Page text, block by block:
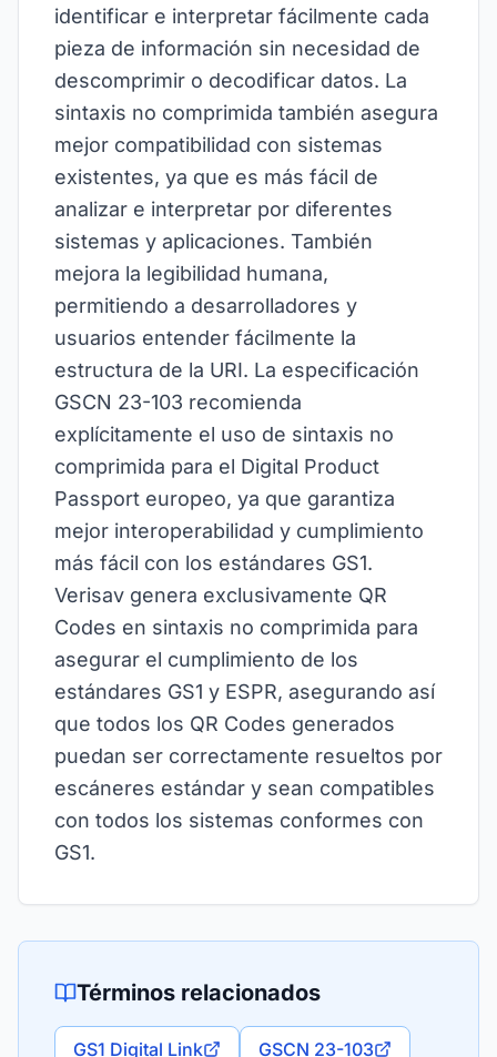
identificar e interpretar fácilmente cada
pieza de información sin necesidad de
descomprimir o decodificar datos. La
sintaxis no comprimida también asegura
mejor compatibilidad con sistemas
existentes, ya que es más fácil de
analizar e interpretar por diferentes
sistemas y aplicaciones. También
mejora la legibilidad humana,
permitiendo a desarrolladores y
usuarios entender fácilmente la
estructura de la URI. La especificación
GSCN 23-103 recomienda
explícitamente el uso de sintaxis no
comprimida para el Digital Product
Passport europeo, ya que garantiza
mejor interoperabilidad y cumplimiento
más fácil con los estándares GS1.
Verisav genera exclusivamente QR
Codes en sintaxis no comprimida para
asegurar el cumplimiento de los
estándares GS1 y ESPR, asegurando así
que todos los QR Codes generados
puedan ser correctamente resueltos por
escáneres estándar y sean compatibles
con todos los sistemas conformes con
GS1.
Términos relacionados
GS1 Digital Link GSCN 23-103